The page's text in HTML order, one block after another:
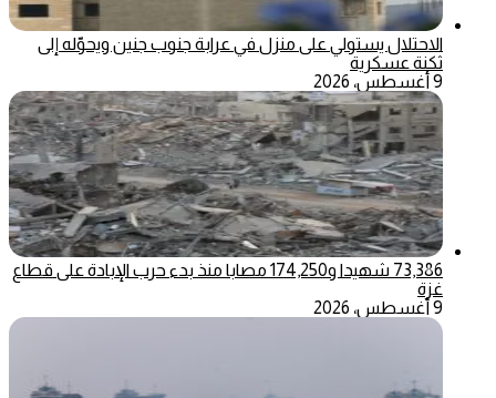
الاحتلال يستولي على منزل في عرابة جنوب جنين ويحوّله إلى
ثكنة عسكرية
9 أغسطس، 2026
73,386 شهيدا و174,250 مصابا منذ بدء حرب الإبادة على قطاع
غزة
9 أغسطس، 2026